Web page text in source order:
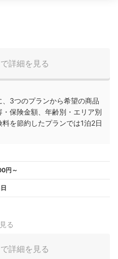
詳細を見る
3つのプランから希望の商品
保険金額、年齢別・エリア別
を節約したプランでは1泊2日
円～
る
詳細を見る